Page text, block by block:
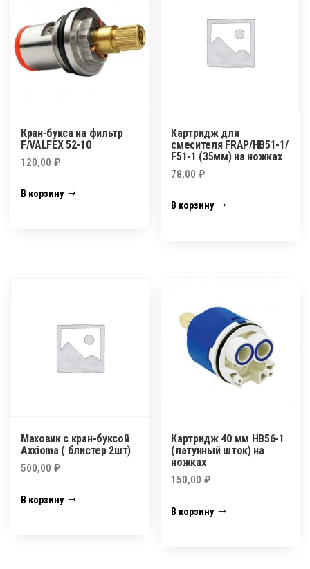
Кран-букса на фильтр
F/VALFEX 52-10
120,00 ₽
В корзину
Картридж для
смесителя FRAP/НВ51-1/
F51-1 (35мм) на ножках
78,00₽
В корзину
Маховик с кран-буксой
Axxioma ( блистер 2шт)
500,00 ₽
В корзину
Картридж 40 мм HB56-1
(латунный шток) на
ножках
150,00₽
В корзину